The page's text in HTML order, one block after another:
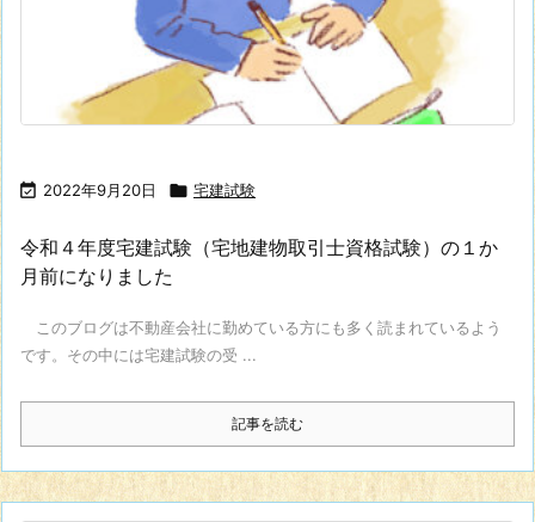
 2022年9月20日  宅建試験
令和４年度宅建試験（宅地建物取引士資格試験）の１か
月前になりました
このブログは不動産会社に勤めている方にも多く読まれているよう
です。その中には宅建試験の受 ...
記事を読む